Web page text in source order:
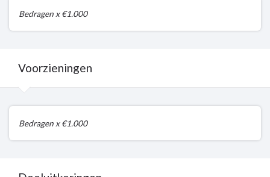
navigatie
voorzieningen
en
doeluitkeringen
Bedragen x €1.000
Voorzieningen
navigatie
Bedragen x €1.000